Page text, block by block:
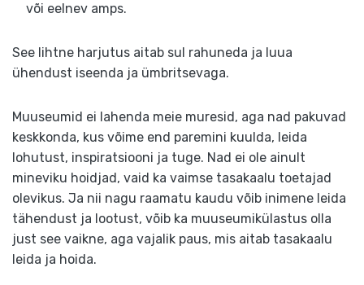
või eelnev amps.
See lihtne harjutus aitab sul rahuneda ja luua
ühendust iseenda ja ümbritsevaga.
Muuseumid ei lahenda meie muresid, aga nad pakuvad
keskkonda, kus võime end paremini kuulda, leida
lohutust, inspiratsiooni ja tuge. Nad ei ole ainult
mineviku hoidjad, vaid ka vaimse tasakaalu toetajad
olevikus. Ja nii nagu raamatu kaudu võib inimene leida
tähendust ja lootust, võib ka muuseumikülastus olla
just see vaikne, aga vajalik paus, mis aitab tasakaalu
leida ja hoida.